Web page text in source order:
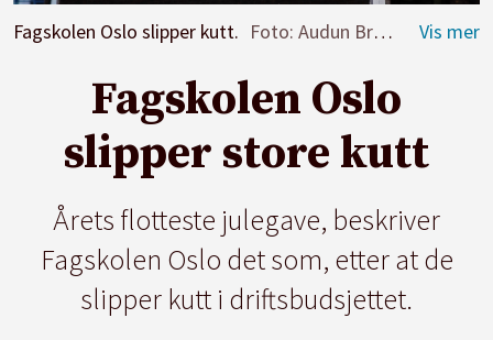
Fagskolen Oslo slipper kutt. Foto: Audun Braastad
Fagskolen Oslo
slipper store kutt
Årets flotteste julegave, beskriver
Fagskolen Oslo det som, etter at de
slipper kutt i driftsbudsjettet.